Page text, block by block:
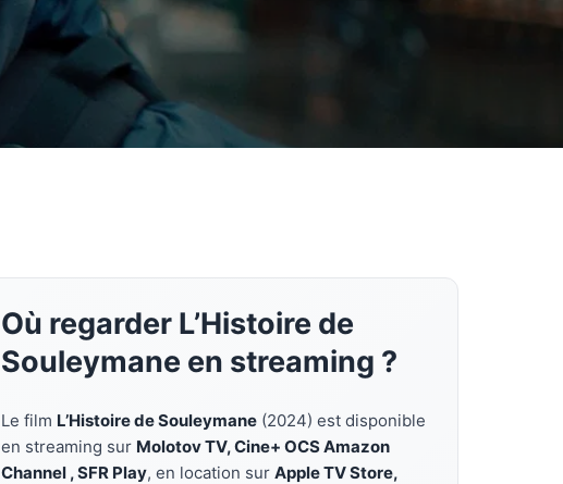
Où regarder L’Histoire de
Souleymane en streaming ?
Le film L’Histoire de Souleymane (2024) est disponible
en streaming sur Molotov TV, Cine+ OCS Amazon
Channel , SFR Play, en location surApple TV Store,